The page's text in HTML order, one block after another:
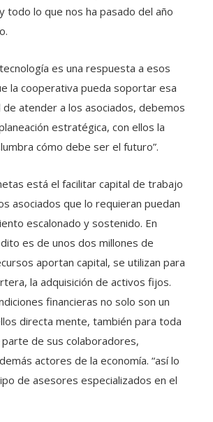
todo lo que nos ha pasado del año
es una respuesta a esos
la cooperativa pueda soportar esa
atender a los asociados, debemos
estratégica, con ellos la
cómo debe ser el futuro”.
está el facilitar capital de trabajo
asociados que lo requieran puedan
escalonado y sostenido. En
es de unos dos millones de
aportan capital, se utilizan para
la adquisición de activos fijos.
financieras no solo son un
directa mente, también para toda
parte de sus colaboradores,
actores de la economía. “así lo
de asesores especializados en el